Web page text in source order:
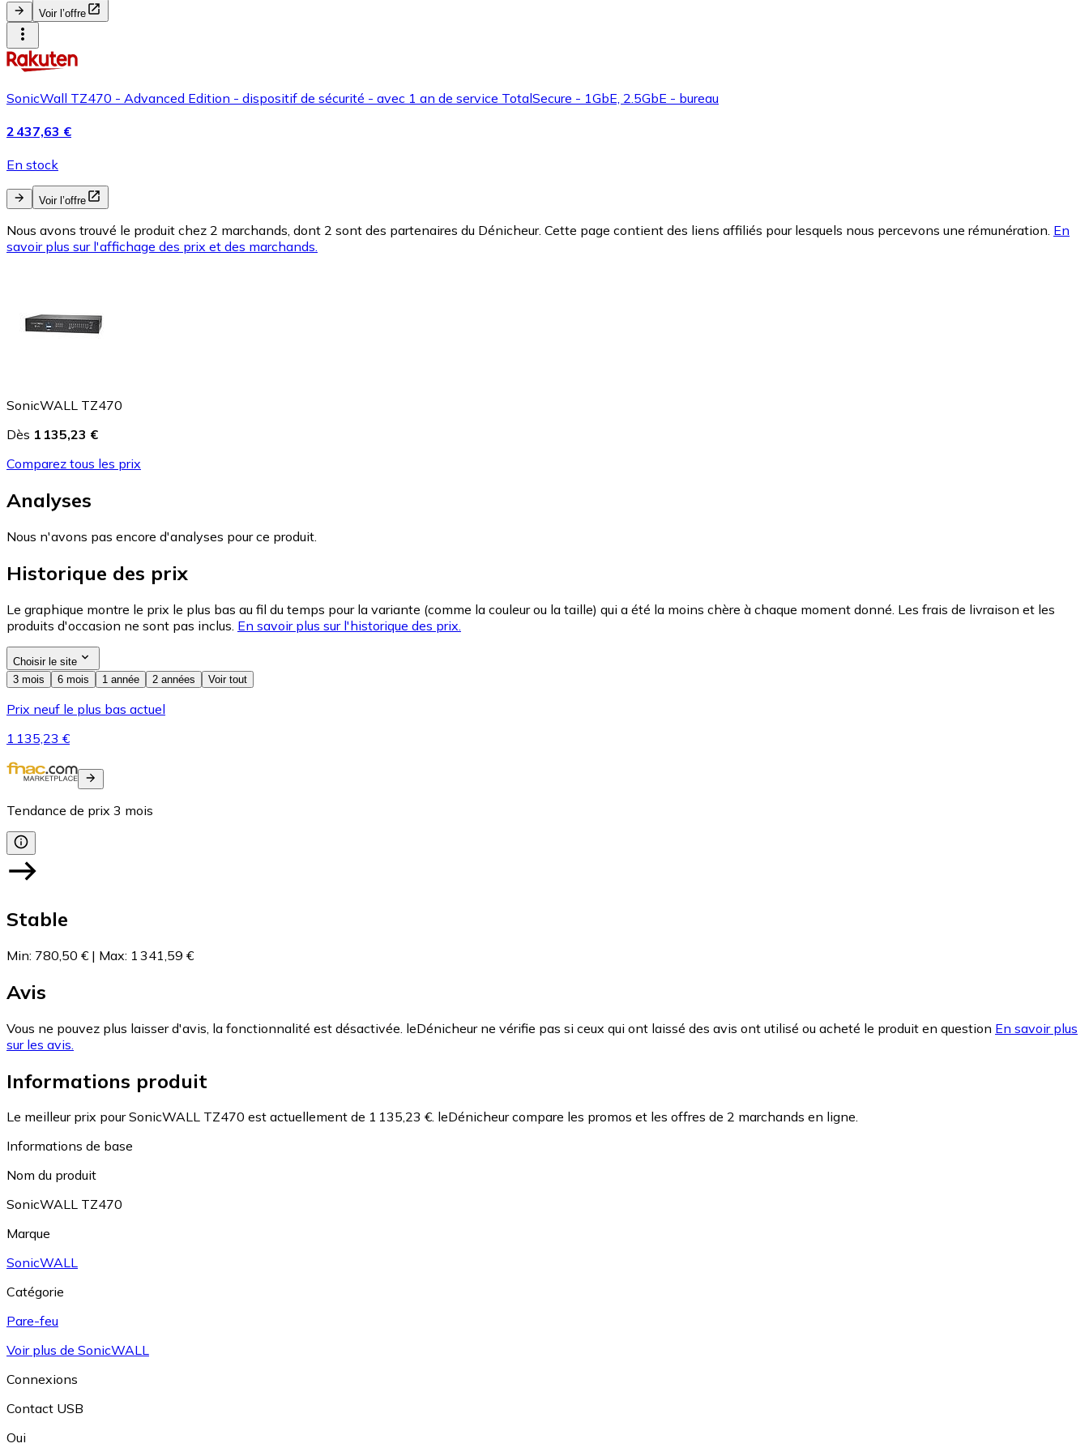
Voir l’offre
SonicWall TZ470 - Advanced Edition - dispositif de sécurité - avec 1 an de service TotalSecure - 1GbE, 2.5GbE - bureau
2 437,63 €
En stock
Voir l’offre
Nous avons trouvé le produit chez 2 marchands, dont 2 sont des partenaires du Dénicheur. Cette page contient des liens affiliés pour lesquels nous percevons une rémunération. En
savoir plus sur l'affichage des prix et des marchands.
SonicWALL TZ470
Dès 1 135,23 €
Comparez tous les prix
Analyses
Nous n'avons pas encore d'analyses pour ce produit.
Historique des prix
Le graphique montre le prix le plus bas au fil du temps pour la variante (comme la couleur ou la taille) qui a été la moins chère à chaque moment donné. Les frais de livraison et les
produits d'occasion ne sont pas inclus. En savoir plus sur l'historique des prix.
Choisir le site
3 mois
6 mois 1 année 2 années Voir tout
Prix neuf le plus bas actuel
1 135,23 €
Tendance de prix 3 mois
Stable
Min: 780,50 € | Max: 1 341,59 €
Avis
Vous ne pouvez plus laisser d'avis, la fonctionnalité est désactivée. leDénicheur ne vérifie pas si ceux qui ont laissé des avis ont utilisé ou acheté le produit en question En savoir plus
sur les avis.
Informations produit
Le meilleur prix pour SonicWALL TZ470 est actuellement de 1 135,23 €. leDénicheur compare les promos et les offres de 2 marchands en ligne.
Informations de base
Nom du produit
SonicWALL TZ470
Marque
SonicWALL
Catégorie
Pare-feu
Voir plus de SonicWALL
Connexions
Contact USB
Oui